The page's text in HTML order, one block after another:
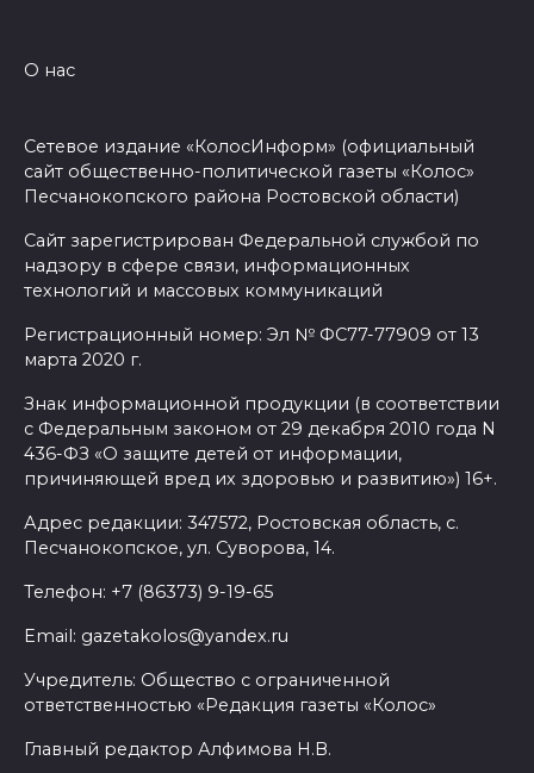
О нас
Сетевое издание «КолосИнформ» (официальный
сайт общественно-политической газеты «Колос»
Песчанокопского района Ростовской области)
Сайт зарегистрирован Федеральной службой по
надзору в сфере связи, информационных
технологий и массовых коммуникаций
Регистрационный номер: Эл № ФС77-77909 от 13
марта 2020 г.
Знак информационной продукции (в соответствии
с Федеральным законом от 29 декабря 2010 года N
436-ФЗ «О защите детей от информации,
причиняющей вред их здоровью и развитию») 16+.
Адрес редакции: 347572, Ростовская область, с.
Песчанокопское, ул. Суворова, 14.
Телефон: +7 (86373) 9-19-65
Email: gazetakolos@yandex.ru
Учредитель: Общество с ограниченной
ответственностью «Редакция газеты «Колос»
Главный редактор Алфимова Н.В.